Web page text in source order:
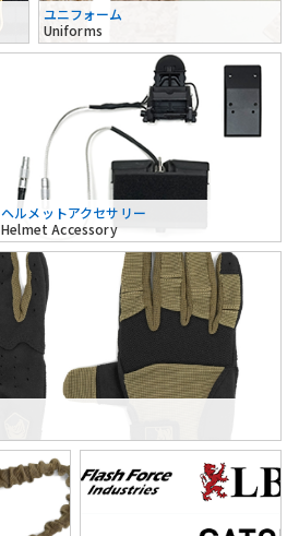
ユニフォーム
Uniforms
ヘルメットアクセサリー
Helmet Accessory